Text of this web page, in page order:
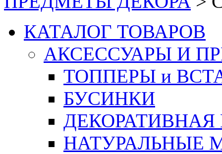
КАТАЛОГ ТОВАРОВ
АКСЕССУАРЫ И
ТОППЕРЫ и
БУСИНКИ
ДЕКОРАТИВНАЯ
НАТУРАЛЬНЫЕ